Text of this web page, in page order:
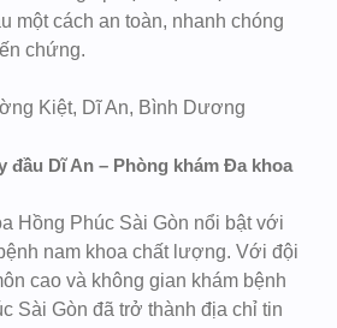
một cách an toàn, nhanh chóng
chứng.
Kiệt, Dĩ An, Bình Dương
đầu Dĩ An – Phòng khám Đa khoa
Hồng Phúc Sài Gòn nổi bật với
nam khoa chất lượng. Với đội
cao và không gian khám bệnh
Sài Gòn đã trở thành địa chỉ tin